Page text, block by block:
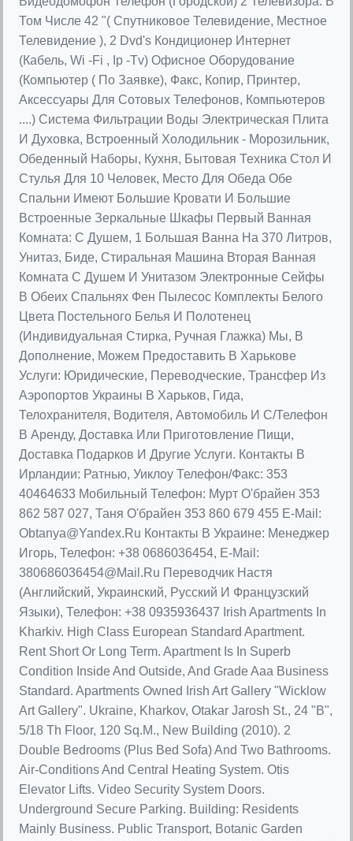
Том Числе 42 "( Спутниковое Телевидение, Местное
Телевидение ), 2 Dvd's Кондиционер Интернет
(Кабель, Wi -Fi , Ip -Tv) Офисное Оборудование
(Компьютер ( По Заявке), Факс, Копир, Принтер,
Аксессуары Для Сотовых Телефонов, Компьютеров
....) Система Фильтрации Воды Электрическая Плита
И Духовка, Встроенный Холодильник - Морозильник,
Обеденный Наборы, Кухня, Бытовая Техника Стол И
Стулья Для 10 Человек, Место Для Обеда Обе
Спальни Имеют Большие Кровати И Большие
Встроенные Зеркальные Шкафы Первый Ванная
Комната: С Душем, 1 Большая Ванна На 370 Литров,
Унитаз, Биде, Стиральная Машина Вторая Ванная
Комната С Душем И Унитазом Электронные Сейфы
В Обеих Спальнях Фен Пылесос Комплекты Белого
Цвета Постельного Белья И Полотенец
(Индивидуальная Стирка, Ручная Глажка) Мы, В
Дополнение, Можем Предоставить В Харькове
Услуги: Юридические, Переводческие, Трансфер Из
Аэропортов Украины В Харьков, Гида,
Телохранителя, Водителя, Автомобиль И С/Телефон
В Аренду, Доставка Или Приготовление Пищи,
Доставка Подарков И Другие Услуги. Контакты В
Ирландии: Ратнью, Уиклоу Телефон/Факс: 353
40464633 Мобильный Телефон: Mурт О'брайен 353
862 587 027, Таня О'брайен 353 860 679 455 E-Mail:
Obtanya@Yandex.Ru Контакты В Украине: Менеджер
Игорь, Телефон: +38 0686036454, E-Mail:
380686036454@Mail.Ru Переводчик Настя
(Английский, Украинский, Русский И Французский
Языки), Телефон: +38 0935936437 Irish Apartments In
Kharkiv. High Class European Standard Apartment.
Rent Short Or Long Term. Apartment Is In Superb
Condition Inside And Outside, And Grade Aaa Business
Standard. Apartments Owned Irish Art Gallery "Wicklow
Art Gallery". Ukraine, Kharkov, Otakar Jarosh St., 24 "B",
5/18 Th Floor, 120 Sq.M., New Building (2010). 2
Double Bedrooms (Plus Bed Sofa) And Two Bathrooms.
Air-Conditions And Central Heating System. Otis
Elevator Lifts. Video Security System Doors.
Underground Secure Parking. Building: Residents
Mainly Business. Public Transport, Botanic Garden